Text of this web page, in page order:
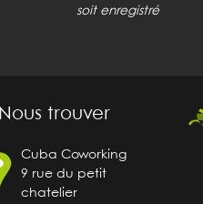
soit enregistré
Nous trouver
Cuba Coworking
9 rue du petit
chatelier